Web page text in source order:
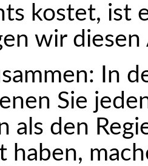
kostet, ist
wir
In
Sie
als den
haben,